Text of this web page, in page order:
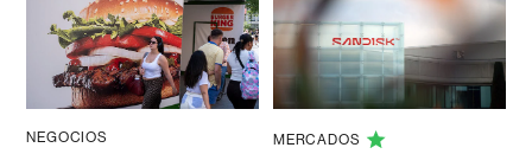
NEGOCIOS MERCADOS